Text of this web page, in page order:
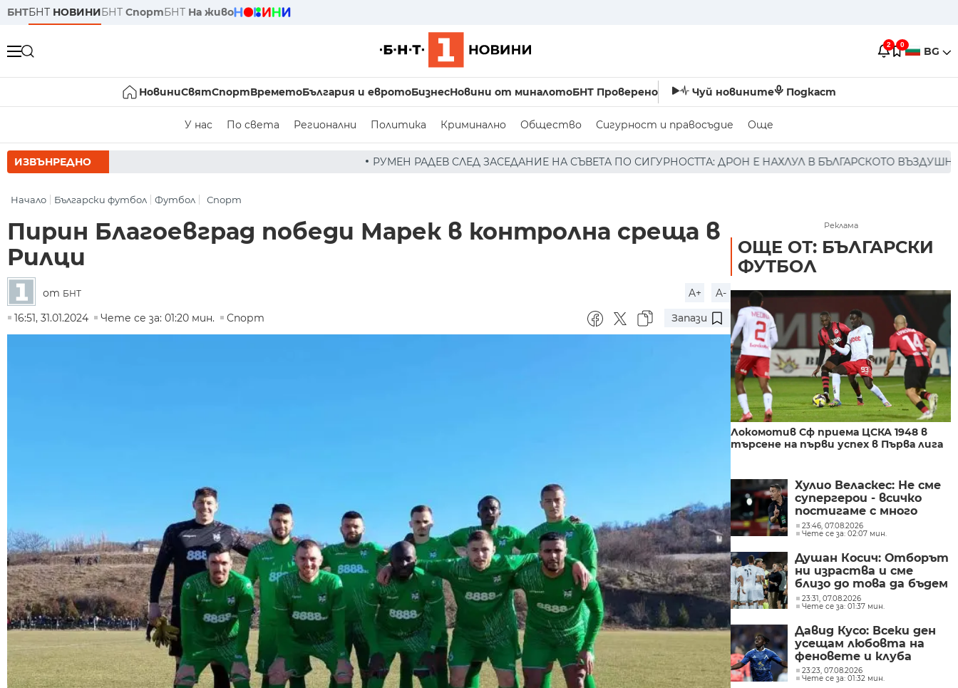
БНТБНТ НОВИНИБНТ СпортБНТ На живо
2 0 BG
НовиниСвятСпортВреметоБългария и евротоБизнесНовини от миналотоБНТ Проверено Чуй новините Подкаст
У нас По света Регионални Политика Криминално Общество Сигурност и правосъдие Още
ИЗВЪНРЕДНО РУМЕН РАДЕВ СЛЕД ЗАСЕДАНИЕ НА СЪВЕТА ПО СИГУРНОСТТА: ДРОН Е НАХЛУЛ В БЪЛГАРСКОТО ВЪЗДУШНО ПРОСТРАНСТВО
Начало Български футбол Футбол Спорт
Пирин Благоевград победи Марек в контролна среща в
Рилци
от БНТ A+
A-
16:51, 31.01.2024
Чете се за: 01:20 мин. Спорт Запази
Реклама
ОЩЕ ОТ: БЪЛГАРСКИ
ФУТБОЛ
Локомотив Сф приема ЦСКА 1948 в
търсене на първи успех в Първа лига
Хулио Веласкес: Не сме
супергерои - всичко
постигаме с много
труд
23:46, 07.08.2026
Чете се за: 02:07 мин.
Душан Косич: Отборът
ни израства и сме
близо до това да бъдем
успешни
23:31, 07.08.2026
Чете се за: 01:37 мин.
Давид Кусо: Всеки ден
усещам любовта на
феновете и клуба
23:23, 07.08.2026
Чете се за: 01:32 мин.